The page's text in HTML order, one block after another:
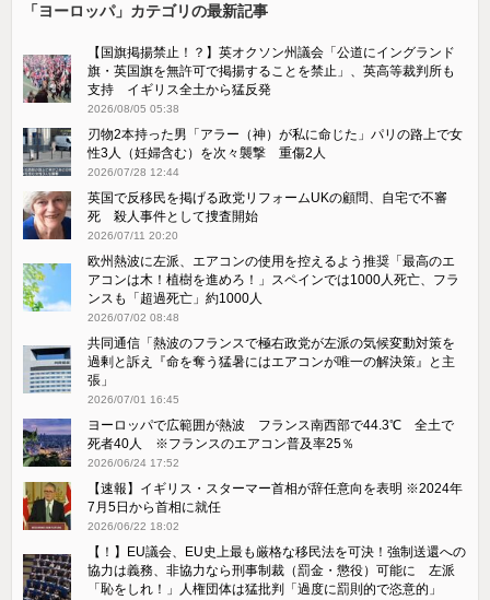
「ヨーロッパ」カテゴリの最新記事
【国旗掲揚禁止！？】英オクソン州議会「公道にイングランド
旗・英国旗を無許可で掲揚することを禁止」、英高等裁判所も
支持 イギリス全土から猛反発
2026/08/05 05:38
刃物2本持った男「アラー（神）が私に命じた」パリの路上で女
性3人（妊婦含む）を次々襲撃 重傷2人
2026/07/28 12:44
英国で反移民を掲げる政党リフォームUKの顧問、自宅で不審
死 殺人事件として捜査開始
2026/07/11 20:20
欧州熱波に左派、エアコンの使用を控えるよう推奨「最高のエ
アコンは木！植樹を進めろ！」スペインでは1000人死亡、フラ
ンスも「超過死亡」約1000人
2026/07/02 08:48
共同通信「熱波のフランスで極右政党が左派の気候変動対策を
過剰と訴え『命を奪う猛暑にはエアコンが唯一の解決策』と主
張」
2026/07/01 16:45
ヨーロッパで広範囲が熱波 フランス南西部で44.3℃ 全土で
死者40人 ※フランスのエアコン普及率25％
2026/06/24 17:52
【速報】イギリス・スターマー首相が辞任意向を表明 ※2024年
7月5日から首相に就任
2026/06/22 18:02
【！】EU議会、EU史上最も厳格な移民法を可決！強制送還への
協力は義務、非協力なら刑事制裁（罰金・懲役）可能に 左派
「恥をしれ！」人権団体は猛批判「過度に罰則的で恣意的」